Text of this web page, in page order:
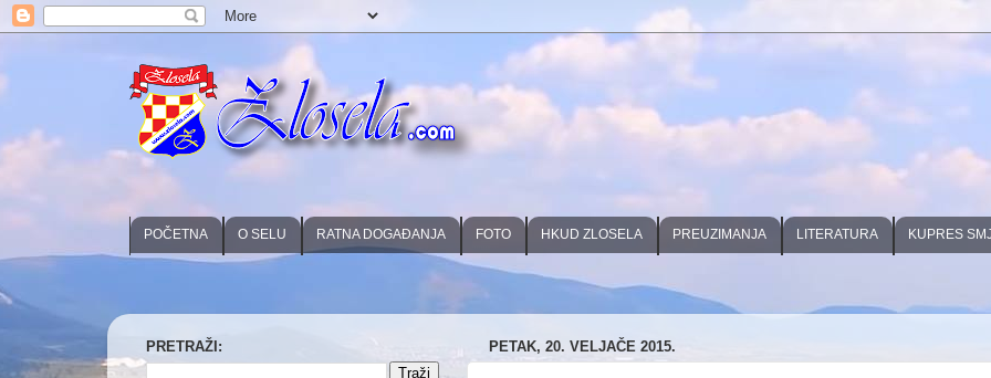
POČETNA O SELU RATNA DOGAĐANJA FOTO HKUD ZLOSELA PREUZIMANJA LITERATURA KUPRES
PETAK, 20. VELJAČE 2015.
PRETRAŽI: